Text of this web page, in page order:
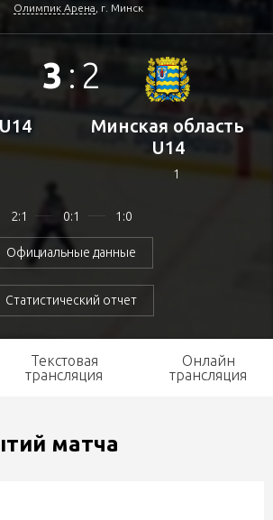
Олимпик Арена , г. Минск
3: 2
2:1 0:1 1:0
Официальные данные
Статистический отчет
Минская область
U14
1
Текстовая
трансляция
Онлайн
трансляция
матча